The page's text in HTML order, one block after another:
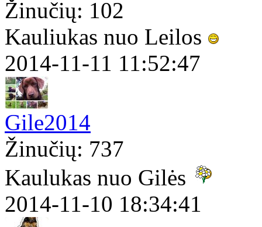
Žinučių: 102
Kauliukas nuo Leilos
2014-11-11 11:52:47
Gile2014
Žinučių: 737
Kaulukas nuo Gilės
2014-11-10 18:34:41